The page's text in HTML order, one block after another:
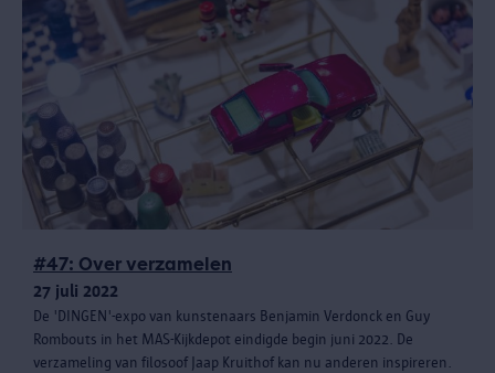
#47: Over verzamelen
27 juli 2022
De 'DINGEN'-expo van kunstenaars Benjamin Verdonck en Guy
Rombouts in het MAS-Kijkdepot eindigde begin juni 2022. De
verzameling van filosoof Jaap Kruithof kan nu anderen inspireren.